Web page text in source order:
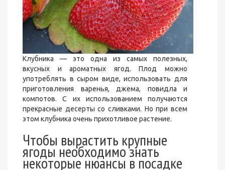
Клубника — это одна из самых полезных,
вкусных и ароматных ягод. Плод можно
употреблять в сыром виде, использовать для
приготовления варенья, джема, повидла и
компотов. С их использованием получаются
прекрасные десерты со сливками. Но при всем
этом клубника очень прихотливое растение.
Чтобы вырастить крупные
ягоды необходимо знать
некоторые нюансы в посадке